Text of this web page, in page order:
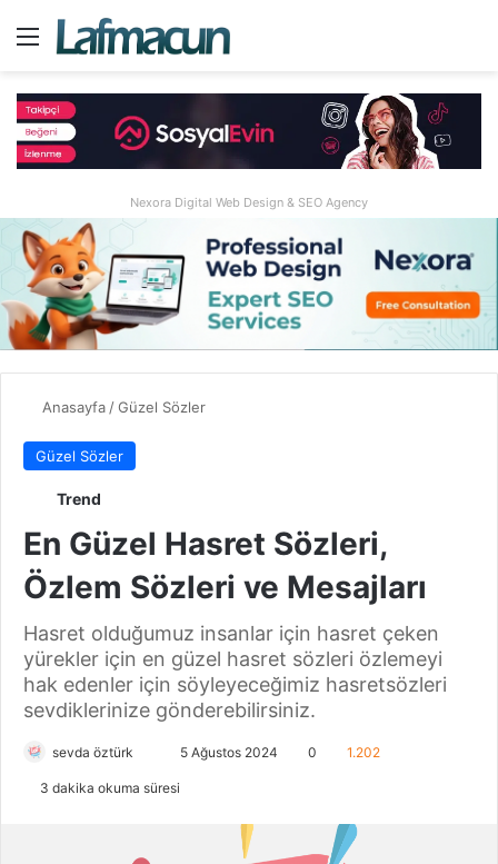
Menü
Nexora Digital Web Design & SEO Agency
Anasayfa/Güzel Sözler
Güzel Sözler
Trend
En Güzel Hasret Sözleri,
Özlem Sözleri ve Mesajları
Hasret olduğumuz insanlar için hasret çeken
yürekler için en güzel hasret sözleri özlemeyi
hak edenler için söyleyeceğimiz hasretsözleri
sevdiklerinize gönderebilirsiniz.
sevda öztürk
i
5 Ağustos 2024 0 1.202
3 dakika okuma süresi